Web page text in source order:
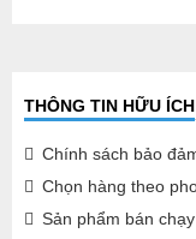
THÔNG TIN HỮU ÍCH
Chính sách bảo
Chọn hàng theo
Sản phẩm bán chạy